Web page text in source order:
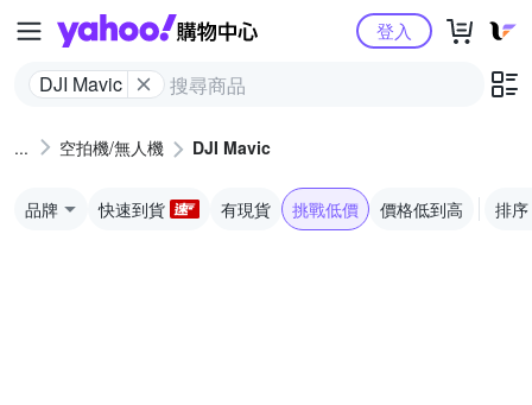
Yahoo購物中心
DJI Mavic
登入
空拍機/無人機 DJI Mavic
品牌 快速到貨 有現貨 挑戰低價 價格低到高 排序